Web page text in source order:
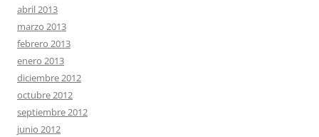
abril 2013
marzo 2013
febrero 2013
enero 2013
diciembre 2012
octubre 2012
septiembre 2012
junio 2012